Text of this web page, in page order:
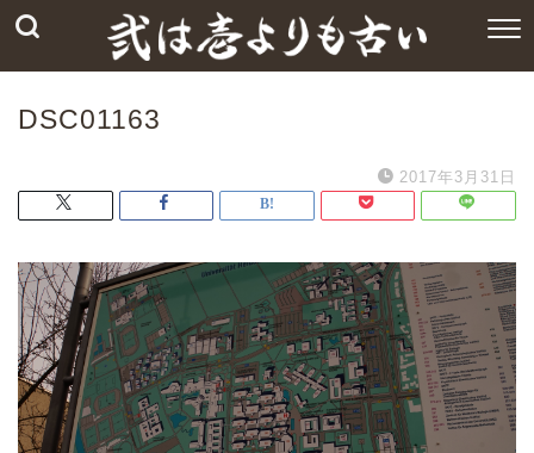
DSC01163
2017年3月31日